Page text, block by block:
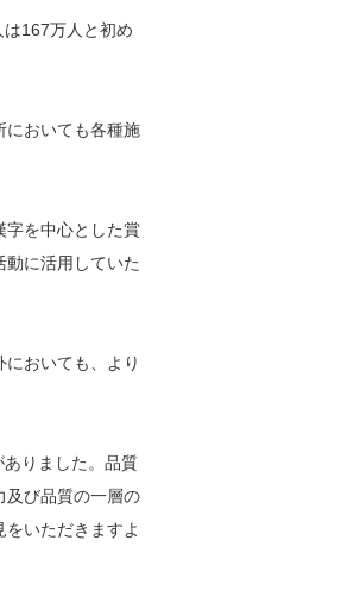
167万人と初め
においても各種施
字を中心とした賞
に活用していた
おいても、より
りました。品質
及び品質の一層の
いただきますよ